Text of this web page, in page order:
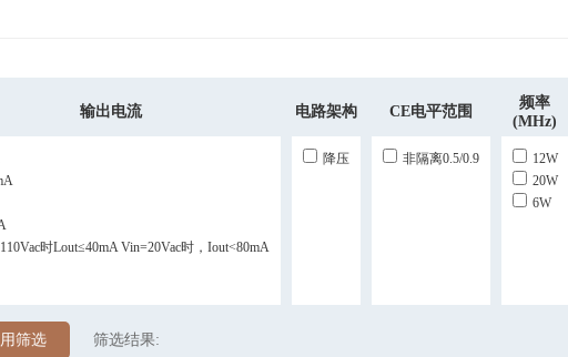
输出电流 电路架构 CE电平范围
频率
(MHz)
时lout≤40mA Vin=20Vac时，Iout<80mA
降压 非隔离0.5/0.9
12W
20W
6W
筛选 筛选结果: